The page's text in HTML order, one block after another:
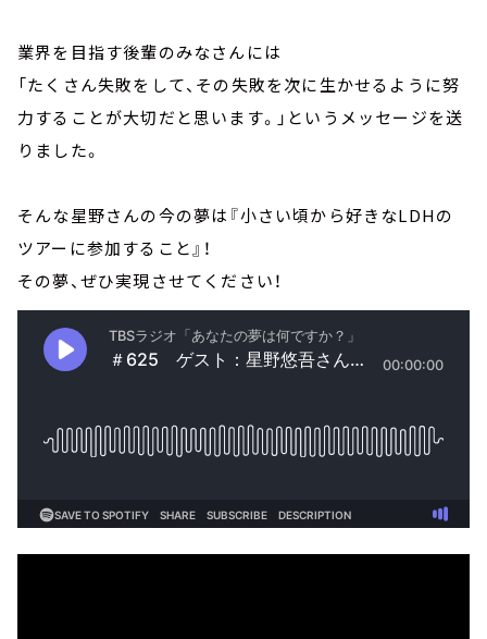
業界を目指す後輩のみなさんには
「たくさん失敗をして、その失敗を次に生かせるように努
力することが大切だと思います。」というメッセージを送
りました。
そんな星野さんの今の夢は『小さい頃から好きなLDHの
ツアーに参加すること』！
その夢、ぜひ実現させてください！